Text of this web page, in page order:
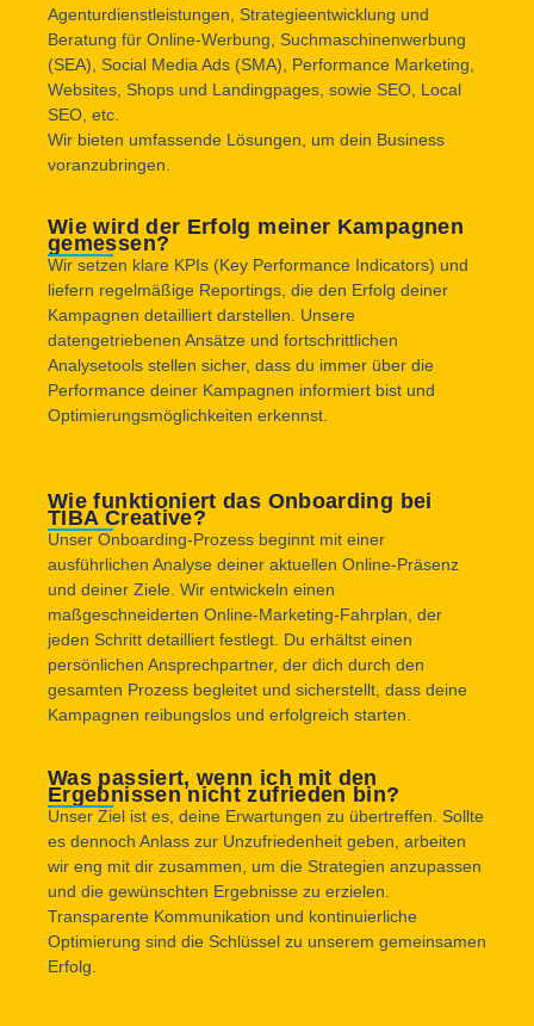
Agenturdienstleistungen, Strategieentwicklung und
Beratung für Online-Werbung, Suchmaschinenwerbung
(SEA), Social Media Ads (SMA), Performance Marketing,
Websites, Shops und Landingpages, sowie SEO, Local
SEO, etc.
Wir bieten umfassende Lösungen, um dein Business
voranzubringen.
Wie wird der Erfolg meiner Kampagnen
gemessen?
Wir setzen klare KPIs (Key Performance Indicators) und
liefern regelmäßige Reportings, die den Erfolg deiner
Kampagnen detailliert darstellen. Unsere
datengetriebenen Ansätze und fortschrittlichen
Analysetools stellen sicher, dass du immer über die
Performance deiner Kampagnen informiert bist und
Optimierungsmöglichkeiten erkennst.
Wie funktioniert das Onboarding bei
TIBA Creative?
Unser Onboarding-Prozess beginnt mit einer
ausführlichen Analyse deiner aktuellen Online-Präsenz
und deiner Ziele. Wir entwickeln einen
maßgeschneiderten Online-Marketing-Fahrplan, der
jeden Schritt detailliert festlegt. Du erhältst einen
persönlichen Ansprechpartner, der dich durch den
gesamten Prozess begleitet und sicherstellt, dass deine
Kampagnen reibungslos und erfolgreich starten.
Was passiert, wenn ich mit den
Ergebnissen nicht zufrieden bin?
Unser Ziel ist es, deine Erwartungen zu übertreffen. Sollte
es dennoch Anlass zur Unzufriedenheit geben, arbeiten
wir eng mit dir zusammen, um die Strategien anzupassen
und die gewünschten Ergebnisse zu erzielen.
Transparente Kommunikation und kontinuierliche
Optimierung sind die Schlüssel zu unserem gemeinsamen
Erfolg.